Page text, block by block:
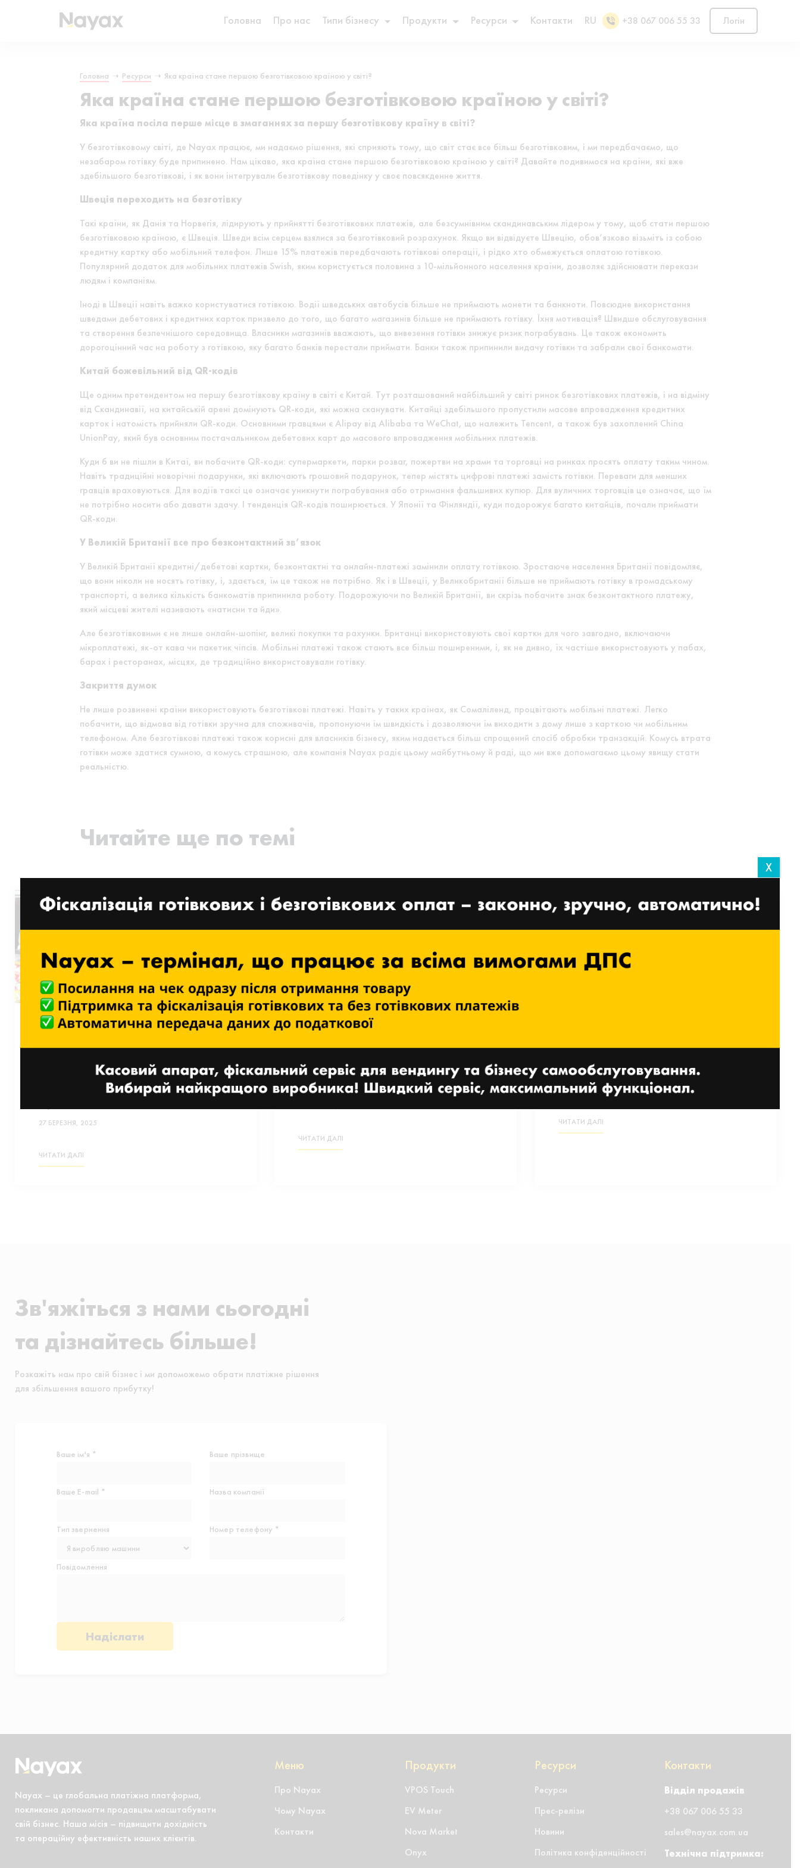
Головна Про нас Типи бізнесу Продукти Ресурси Контакти RU +38 067 006 55 33 Логін
Головна ➝ Ресурси ➝ Яка країна стане першою безготівковою країною у світі?
Яка країна стане першою безготівковою країною у світі?
Яка країна посіла перше місце в змаганнях за першу безготівкову країну в світі?
У безготівковому світі, де Nayax працює, ми надаємо рішення, які сприяють тому, що світ стає все більш безготівковим, і ми передбачаємо, що
незабаром готівку буде припинено. Нам цікаво, яка країна стане першою безготівковою країною у світі? Давайте подивимося на країни, які вже
здебільшого безготівкові, і як вони інтегрували безготівкову поведінку у своє повсякденне життя.
Швеція переходить на безготівку
Такі країни, як Данія та Норвегія, лідирують у прийнятті безготівкових платежів, але безсумнівним скандинавським лідером у тому, щоб стати першою
безготівковою країною, є Швеція. Шведи всім серцем взялися за безготівковий розрахунок. Якщо ви відвідуєте Швецію, обов’язково візьміть із собою
кредитну картку або мобільний телефон. Лише 15% платежів передбачають готівкові операції, і рідко хто обмежується оплатою готівкою.
Популярний додаток для мобільних платежів Swish, яким користується половина з 10-мільйонного населення країни, дозволяє здійснювати перекази
людям і компаніям.
Іноді в Швеції навіть важко користуватися готівкою. Водії шведських автобусів більше не приймають монети та банкноти. Повсюдне використання
шведами дебетових і кредитних карток призвело до того, що багато магазинів більше не приймають готівку. Їхня мотивація? Швидше обслуговування
та створення безпечнішого середовища. Власники магазинів вважають, що вивезення готівки знижує ризик пограбувань. Це також економить
дорогоцінний час на роботу з готівкою, яку багато банків перестали приймати. Банки також припинили видачу готівки та забрали свої банкомати.
Китай божевільний від QR-кодів
Ще одним претендентом на першу безготівкову країну в світі є Китай. Тут розташований найбільший у світі ринок безготівкових платежів, і на відміну
від Скандинавії, на китайській арені домінують QR-коди, які можна сканувати. Китайці здебільшого пропустили масове впровадження кредитних
карток і натомість прийняли QR-коди. Основними гравцями є Alipay від Alibaba та WeChat, що належить Tencent, а також був захоплений China
UnionPay, який був основним постачальником дебетових карт до масового впровадження мобільних платежів.
Куди б ви не пішли в Китаї, ви побачите QR-коди: супермаркети, парки розваг, пожертви на храми та торговці на ринках просять оплату таким чином.
Навіть традиційні новорічні подарунки, які включають грошовий подарунок, тепер містять цифрові платежі замість готівки. Переваги для менших
гравців враховуються. Для водіїв таксі це означає уникнути пограбування або отримання фальшивих купюр. Для вуличних торговців це означає, що їм
не потрібно носити або давати здачу. І тенденція QR-кодів поширюється. У Японії та Фінляндії, куди подорожує багато китайців, почали приймати
QR-коди.
У Великій Британії все про безконтактний зв’язок
У Великій Британії кредитні/дебетові картки, безконтактні та онлайн-платежі замінили оплату готівкою. Зростаюче населення Британії повідомляє,
що вони ніколи не носять готівку, і, здається, їм це також не потрібно. Як і в Швеції, у Великобританії більше не приймають готівку в громадському
транспорті, а велика кількість банкоматів припинила роботу. Подорожуючи по Великій Британії, ви скрізь побачите знак безконтактного платежу,
який місцеві жителі називають «натисни та йди».
Але безготівковими є не лише онлайн-шопінг, великі покупки та рахунки. Британці використовують свої картки для чого завгодно, включаючи
мікроплатежі, як-от кава чи пакетик чіпсів. Мобільні платежі також стають все більш поширеними, і, як не дивно, їх частіше використовують у пабах,
барах і ресторанах, місцях, де традиційно використовували готівку.
Закриття думок
Не лише розвинені країни використовують безготівкові платежі. Навіть у таких країнах, як Сомаліленд, процвітають мобільні платежі. Легко
побачити, що відмова від готівки зручна для споживачів, пропонуючи їм швидкість і дозволяючи їм виходити з дому лише з карткою чи мобільним
телефоном. Але безготівкові платежі також корисні для власників бізнесу, яким надається більш спрощений спосіб обробки транзакцій. Комусь втрата
готівки може здатися сумною, а комусь страшною, але компанія Nayax радіє цьому майбутньому й раді, що ми вже допомагаємо цьому явищу стати
реальністю.
Читайте ще по темі
Nayax покращує унікальну
пропозицію BreakTime Group і
забезпечує їм гарантований
прибуток і зростання
27 БЕРЕЗНЯ, 2025
ЧИТАТИ ДАЛІ
Nayax пропонує
передплачені торговельні
рішення для підвищення
лояльності клієнтів
ЧИТАТИ ДАЛІ
найкращий посібник із
освоєння індустрії
27 БЕРЕЗНЯ, 2025
ЧИТАТИ ДАЛІ
Зв'яжіться з нами сьогодні
та дізнайтесь більше!
Розкажіть нам про свій бізнес і ми допоможемо обрати платіжне рішення
для збільшення вашого прибутку!
Ваше ім'я * Ваше прізвище
Ваше E-mail * Назва компанії
Тип звернення Номер телефону *
Повідомлення
Nayax – це глобальна платіжна платформа,
покликана допомогти продавцям масштабувати
свій бізнес. Наша місія – підвищити дохідність
та операційну ефективність наших клієнтів.
Меню
Про Nayax
Чому Nayax
Контакти
Продукти
VPOS Touch
EV Meter
Nova Market
Onyx
Ресурси
Ресурси
Прес-релізи
Новини
Політика конфіденційності
Контакти
Відділ продажів
+38 067 006 55 33
sales@nayax.com.ua
Технічна підтримка:
X